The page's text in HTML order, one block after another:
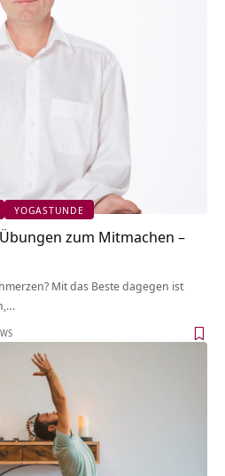
YOGASTUNDE
zum Mitmachen –
Mit das Beste dagegen ist